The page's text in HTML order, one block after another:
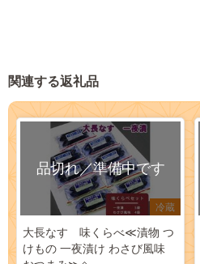
関連する返礼品
冷蔵
品切れ／準備中です
大長なす 味くらべ≪漬物 つ
けもの 一夜漬け わさび風味